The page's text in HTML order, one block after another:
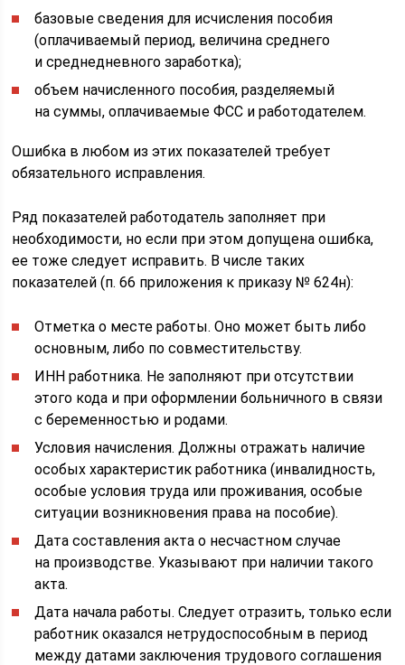
базовые сведения для исчисления пособия
(оплачиваемый период, величина среднего
и среднедневного заработка);
объем начисленного пособия, разделяемый
на суммы, оплачиваемые ФСС и работодателем.
Ошибка в любом из этих показателей требует
обязательного исправления.
Ряд показателей работодатель заполняет при
необходимости, но если при этом допущена ошибка,
ее тоже следует исправить. В числе таких
показателей (п. 66 приложения к приказу № 624н):
Отметка о месте работы. Оно может быть либо
основным, либо по совместительству.
ИНН работника. Не заполняют при отсутствии
этого кода и при оформлении больничного в связи
с беременностью и родами.
Условия начисления. Должны отражать наличие
особых характеристик работника (инвалидность,
особые условия труда или проживания, особые
ситуации возникновения права на пособие).
Дата составления акта о несчастном случае
на производстве. Указывают при наличии такого
акта.
Дата начала работы. Следует отразить, только если
работник оказался нетрудоспособным в период
между датами заключения трудового соглашения